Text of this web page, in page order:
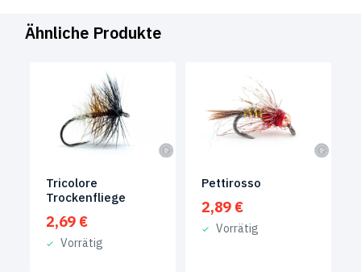
Ähnliche Produkte
Tricolore
Trockenfliege
2,69 €
Vorrätig
Pettirosso
2,89 €
Vorrätig